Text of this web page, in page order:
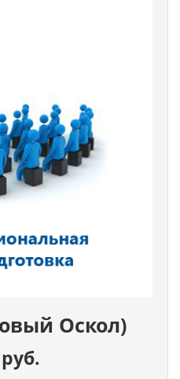
Оскол)